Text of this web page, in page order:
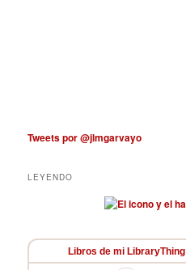
Tweets por @jlmgarvayo
LEYENDO
Libros de mi LibraryThing